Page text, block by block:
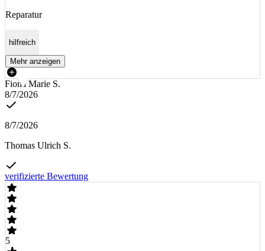
Reparatur
hilfreich
Mehr anzeigen
Fiona Marie S.
8/7/2026
8/7/2026
Thomas Ulrich S.
verifizierte Bewertung
5